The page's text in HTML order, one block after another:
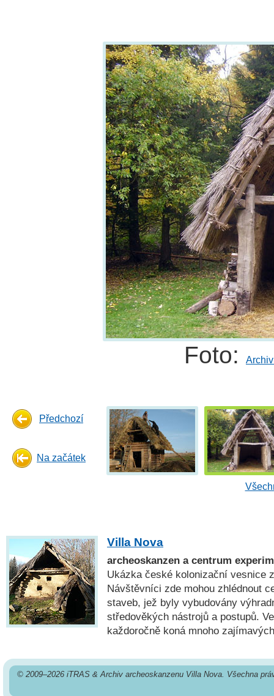
Foto:
Předchozí
Na začátek
Villa Nova
archeoskanzen a centrum
Ukázka české kolonizační vesnice
Návštěvníci zde mohou zhlédnout
staveb, jež byly vybudovány
středověkých nástrojů a postupů.
každoročně koná mnoho
© 2009–2026 iTRAS & Archiv archeoskanzenu Villa Nova. Všechna